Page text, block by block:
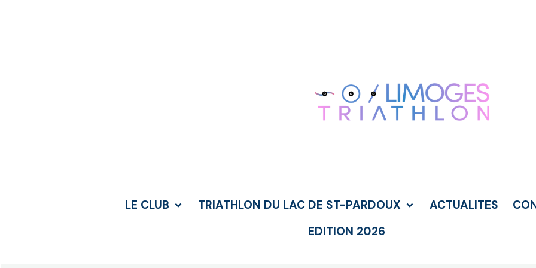
LE CLUB TRIATHLON DU LAC DE ST-PARDOUX ACTUALITES
EDITION 2026